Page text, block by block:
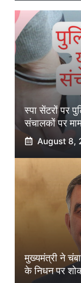
स्पा सेंटरों पर
संचालकों पर
August 8,
मुख्यमंत्री ने
के निधन पर